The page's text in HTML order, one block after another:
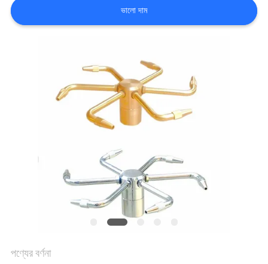
আবেদন
ভালো দাম
পণ্যের বর্ণনা